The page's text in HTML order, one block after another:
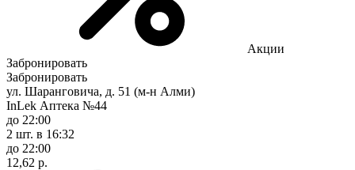
Акции
Забронировать
Забронировать
ул. Шаранговича, д. 51 (м-н Алми)
InLek Аптека №44
до 22:00
2 шт. в 16:32
до 22:00
12,62 р.